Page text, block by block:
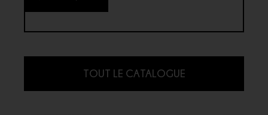
TOUT LE CATALOGUE